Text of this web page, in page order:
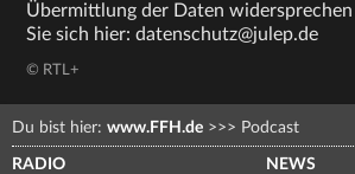
Übermittlung der Daten
Sie sich hier: datenschutz@julep.de
© RTL+
Du bist hier: www.FFH.de >>> Podcast
RADIO NEWS